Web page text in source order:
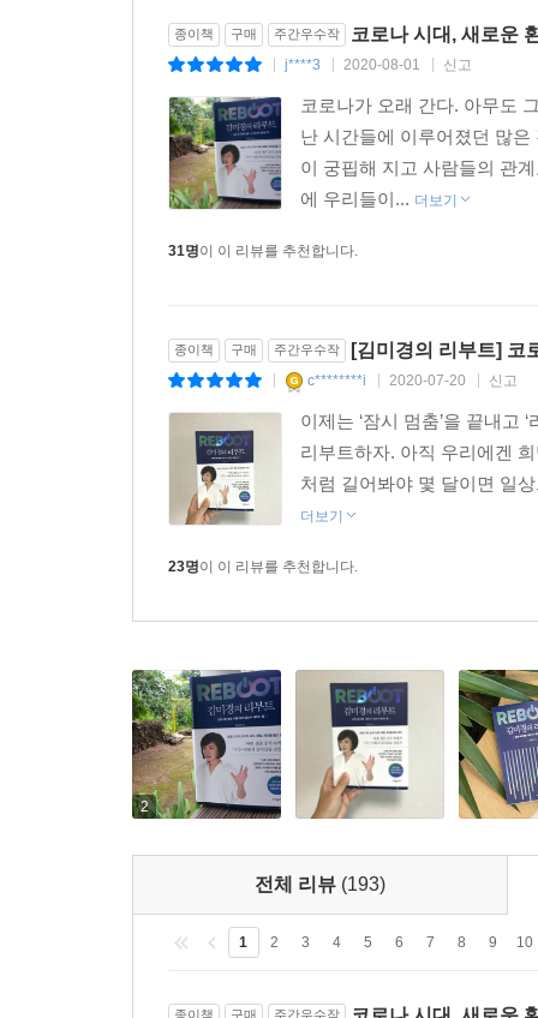
말로 이 코로나 시대에 우리를 가장 인간답게 만
삶의 현장에서 애쓰고 있을 당신을, 온 마음을 다
--- Part 5「공존의 철학자 ‘뉴 휴면’이 미래를 구한다」 중
코로나로 지친 사람들에게 다시 일어날 수 있
시작하려는 사람들에게는 그 어떤 미래 전망서보
코로나로 멈춘 내 직업과 가게와 회사를 다시 일으
바뀐 세상의 질서로 들어가는 도전의 구호, 리부트
★★위기 시에는 부자들만 돈 번다고?
★★바뀐 생존 공식을 내 일과 삶에 적용하라
잠시 우리의 삶은 멈춰 있었다. 사람들이 모이는
업무는 재택근무로 바뀌었으며, 면대면 활동
이전으로 되돌아갈 수 없다는 것을 누구도 의심
김미경 강사는 부자들은 바뀐 세상의 질서를 꿰
동선이나 체크하는 데 열중하고 있는 현실을 안
잡을 수 있는 아주 쉬운 공식을 만들어 전하고자 했
★★On-tact : 언택트 넘어 ‘온택트’로 세상과 연결
★★Digital Transformation : 디지털 트랜스포메이
★★Independent Worker : 자유롭고 독립적으로!
★★Safety : 세이프티, 의무가 아닌 생존을 걸고 투
강사가 이 책에서 제시한 ‘바뀐 생존 공식’은 네
tact)’, 4차 산업혁명의 일상화를 이끌어내는 ‘디
미래형 인재 ‘인디펜던트 워커(independent
종이책 구매 주간우수작 코로나 시대, 새로운
j****3 2020-08-01 신고
코로나가 오래 간다. 아무도
난 시간들에 이루어졌던 많
이 궁핍해 지고 사람들의 관
에 우리들이... 더보기
31명이 이 리뷰를 추천합니다.
종이책 구매 주간우수작 [김미경의 리부트] 코
c********i 2020-07-20 신고
이제는 ‘잠시 멈춤’을 끝내고
리부트하자. 아직 우리에겐
처럼 길어봐야 몇 달이면 일
더보기
23명이 이 리뷰를 추천합니다.
2
전체 리뷰 (193)
1 2 3 4 5 6 7 8 9 10
종이책 구매 주간우수작